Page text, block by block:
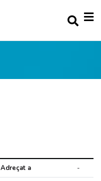
Adreçat a
-